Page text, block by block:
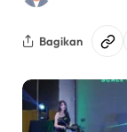
Bagikan